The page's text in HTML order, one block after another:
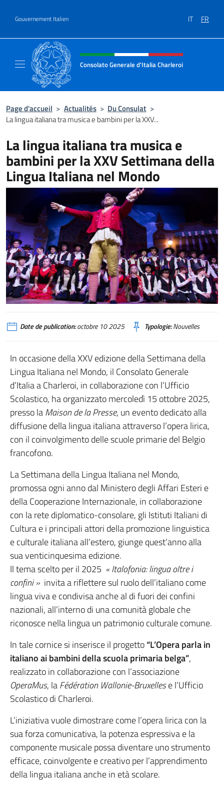
Gouvernement Italien IT FR
Site Web, social et en-tête de
Consolato Generale d'Italia Charleroi
Page d'accueil > Actualités > Du Consulat >
La lingua italiana tra musica e bambini per la XXV...
La lingua italiana tra musica e
bambini per la XXV Settimana della
Lingua Italiana nel Mondo
Date de publication:octobre 10 2025 Typologie:Nouvelles
In occasione della XXV edizione della Settimana della
Lingua Italiana nel Mondo, il Consolato Generale
d’Italia a Charleroi, in collaborazione con l’Ufficio
Scolastico, ha organizzato mercoledì 15 ottobre 2025,
presso laMaison de la Presse, un evento dedicato alla
diffusione della lingua italiana attraverso l’opera lirica,
con il coinvolgimento delle scuole primarie del Belgio
francofono.
La Settimana della Lingua Italiana nel Mondo,
promossa ogni anno dal Ministero degli Affari Esteri e
della Cooperazione Internazionale, in collaborazione
con la rete diplomatico-consolare, gli Istituti Italiani di
Cultura e i principali attori della promozione linguistica
e culturale italiana all’estero, giunge quest’anno alla
sua venticinquesima edizione.
Il tema scelto per il 2025 « Italofonia: lingua oltre i
confini » invita a riflettere sul ruolo dell’italiano come
lingua viva e condivisa anche al di fuori dei confini
nazionali, all’interno di una comunità globale che
riconosce nella lingua un patrimonio culturale comune.
In tale cornice si inserisce il progetto“L’Opera parla in
italiano ai bambini della scuola primaria belga”,
realizzato in collaborazione con l’associazione
OperaMus, laFédération Wallonie-Bruxellese l’Ufficio
Scolastico di Charleroi.
L’iniziativa vuole dimostrare come l’opera lirica con la
sua forza comunicativa, la potenza espressiva e la
componente musicale possa diventare uno strumento
efficace, coinvolgente e creativo per l’apprendimento
della lingua italiana anche in età scolare.